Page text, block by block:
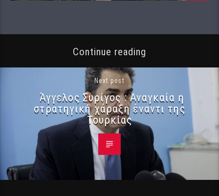
Continue reading
Next post
Άγγελος Συρίγος : Αναγκαία η
στρατηγική χάραξη έναντι της
Τουρκίας